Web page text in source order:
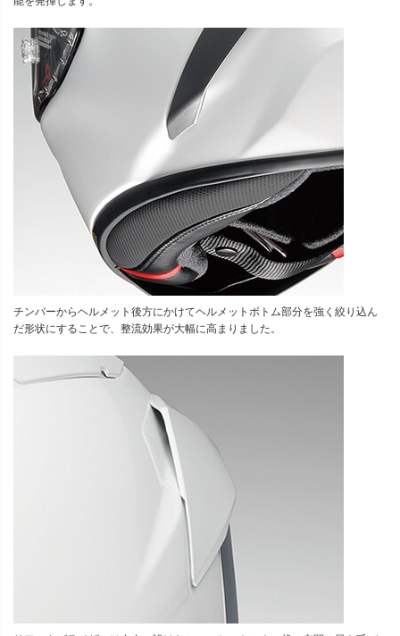
チンバーからヘルメット後方にかけてヘルメットボトム部分を強く絞り込ん
だ形状にすることで、整流効果が大幅に高まりました。